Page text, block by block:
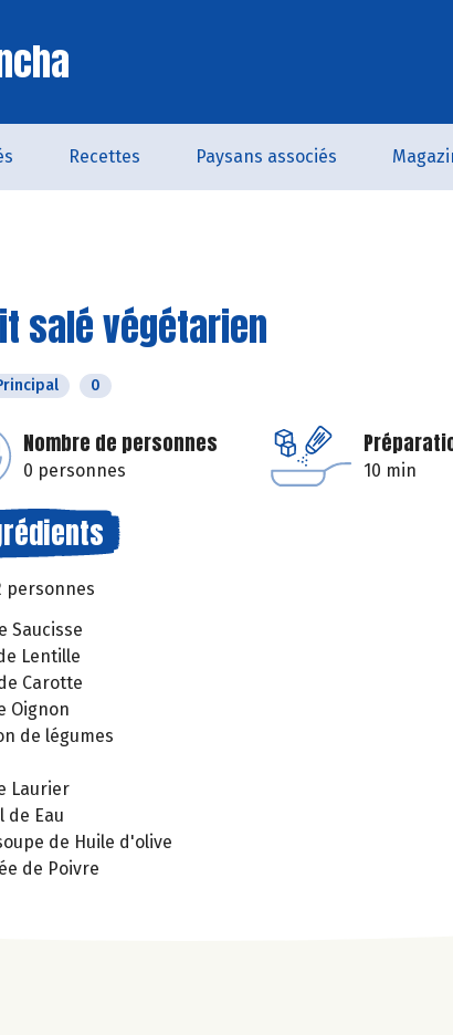
Recettes Paysans associés
salé végétarien
0
Nombre de personnes
0 personnes 10 min
personnes
Saucisse
Lentille
Carotte
Oignon
de légumes
Laurier
de Eau
de Huile d'olive
de Poivre